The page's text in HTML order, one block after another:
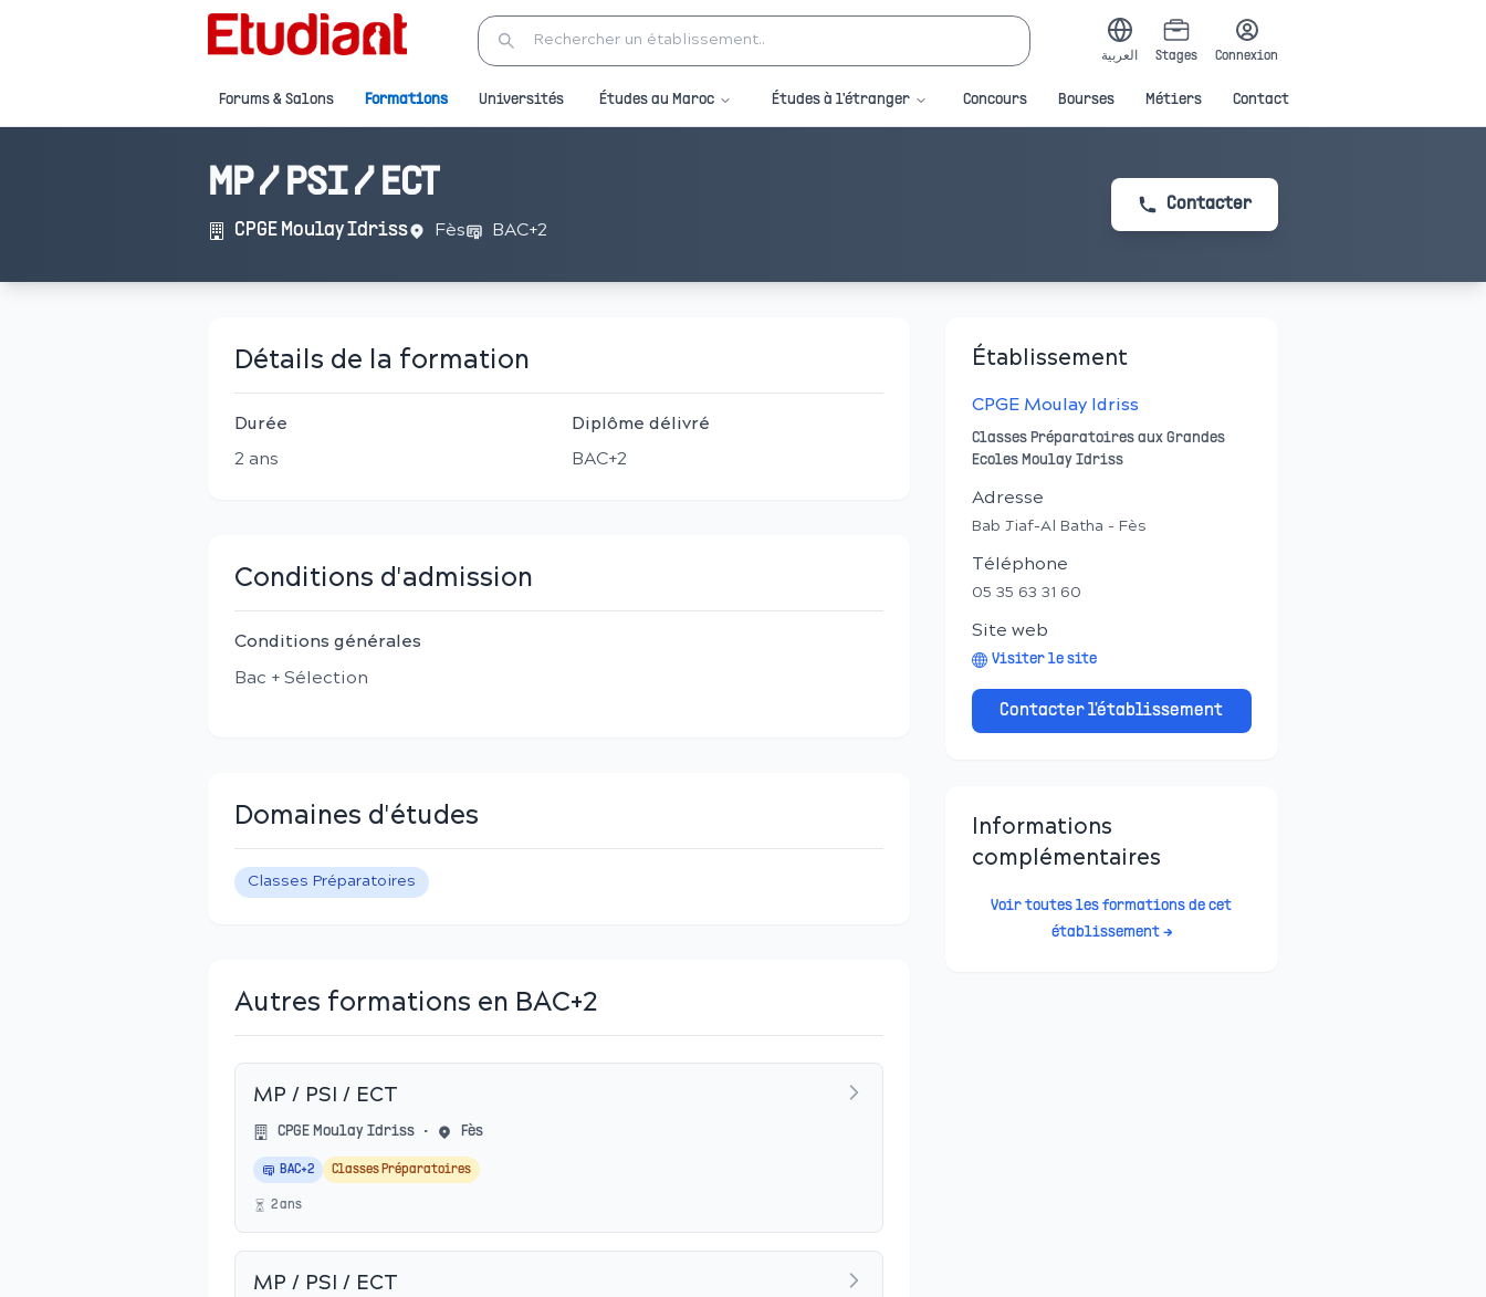
العربية Stages Connexion
Forums & Salons Formations Universités Études au Maroc Études à l'étranger Concours Bourses Métiers Contact
MP / PSI / ECT
CPGE Moulay Idriss Fès BAC+2
Contacter
Détails de la formation
Durée
2 ans
Diplôme délivré
BAC+2
Conditions d'admission
Conditions générales
Bac + Sélection
Domaines d'études
Classes Préparatoires
Autres formations en BAC+2
MP / PSI / ECT
CPGE Moulay Idriss • Fès
BAC+2 Classes Préparatoires
2ans
MP / PSI / ECT
Établissement
CPGE Moulay Idriss
Classes Préparatoires aux Grandes
Ecoles Moulay Idriss
Adresse
Bab Jiaf-Al Batha - Fès
Téléphone
05 35 63 31 60
Site web
Visiter le site
Contacter l'établissement
Informations
complémentaires
Voir toutes les formations de cet
établissement →